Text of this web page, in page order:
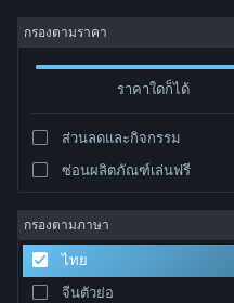
เข้าสู่ระบบ
ชุมชน
เกี่ยวกับ
ฝ่ายสนับสนุน
กรองตามราคา
ราคาใดก็ได้
ส่วนลดและกิจกรรม
ซ่อนผลิตภัณฑ์เล่นฟรี
กรองตามภาษา
ไทย
จีนตัวย่อ
ผู้จัดจำหน่าย: Lost Relic Games
จัดเรียงตาม